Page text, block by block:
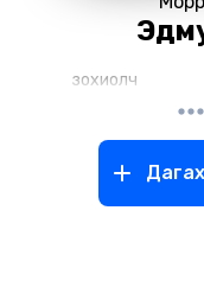
зохиолч
Дагах